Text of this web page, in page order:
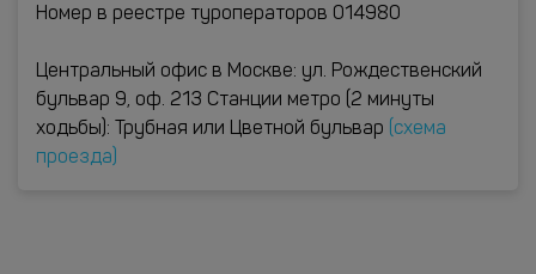
Номер в реестре туроператоров 014980
Центральный офис в Москве: ул. Рождественский
бульвар 9, оф. 213 Станции метро (2 минуты
ходьбы): Трубная или Цветной бульвар
(схема
проезда)